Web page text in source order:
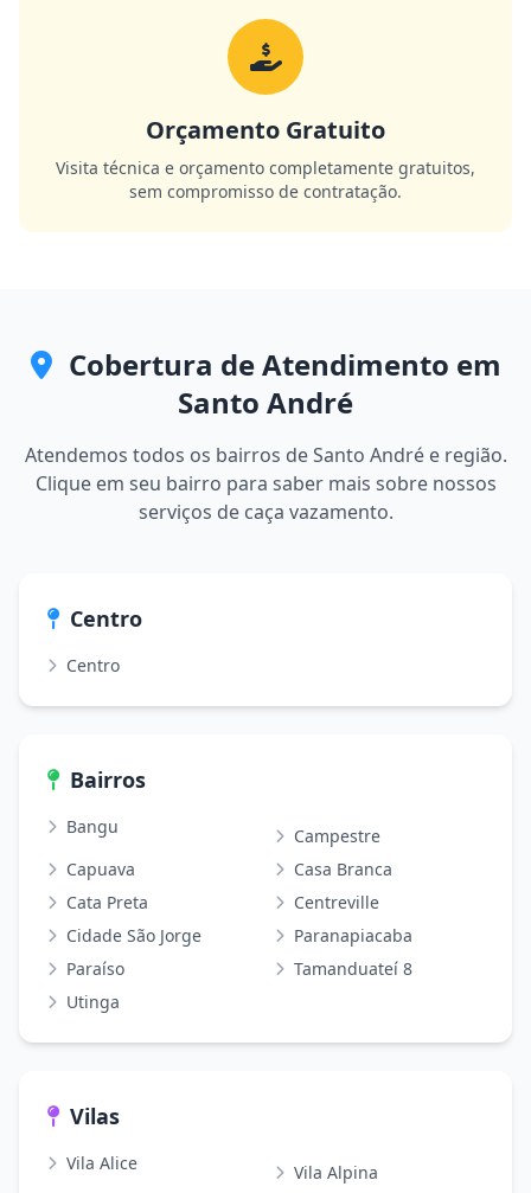
Orçamento Gratuito
Visita técnica e orçamento completamente gratuitos,
sem compromisso de contratação.
Cobertura de Atendimento em
Santo André
Atendemos todos os bairros de Santo André e região.
Clique em seu bairro para saber mais sobre nossos
serviços de caça vazamento.
Centro
Centro
Bairros
Bangu
Campestre
Capuava
Casa Branca
Cata Preta
Centreville
Cidade São Jorge
Paranapiacaba
Paraíso
Tamanduateí 8
Utinga
Vilas
Vila Alice
Vila Alpina